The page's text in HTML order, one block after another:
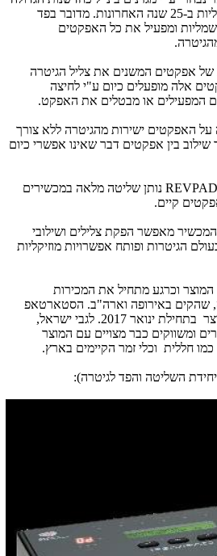
ביותר בעולם הגיטרות החשמליות ב-25 שנה האחרונות. מדובר בפד
ומפעיל את כל האפקטים
של אפקטים המשנים את צליל הגיטרה
אלה מופעלים כיום ע"י לחיצה
המפעילים או מבטלים את האפקט.
האפקטים ישירות מהגיטרה ללא צורך
בין אפקטים דבר שאינו אפשרי כיום
REVPAD נותן שליטה מלאה במכשירים
קיים.
מאפשר הפקת צלילים ושילובי
הגיטרות ופותח אפשרויות מוזיקליות
וכרגע מתחיל את המכירות
שהקים באירופה וארה"ב. הסטארטאפ
מתכנן השקה עולמית של המוצר בתחילת ינואר 2017. לגבי ישראל,
כבר 300 מכשירים ומשווקים כבר מצויים עם המוצר
כמו חללית וכלי זמר הקיימים בארץ.
השליטה והפד לגיטרה):